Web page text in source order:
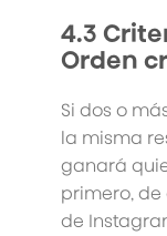
4.3
Orden
Si dos o
la misma
ganará
primero,
de